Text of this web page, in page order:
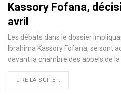
Kassory Fofana,
avril
Les débats dans le dossier
Ibrahima Kassory Fofana, se sont
devant la chambre des appels de
LIRE LA SUITE...